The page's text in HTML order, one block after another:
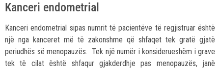
Kanceri endometrial
Kanceri endometrial sipas numrit të pacientëve të regjistruar është
një nga kanceret më të zakonshme që shfaqet tek gratë gjatë
periudhës së menopauzës. Tek një numër i konsiderueshëm i grave
tek të cilat është shfaqur gjakderdhje pas menopauzës, janë